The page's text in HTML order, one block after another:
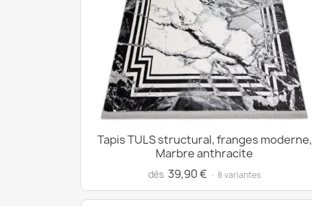
Tapis TULS structural, franges moderne,
Marbre anthracite
dès 39,90 € · 8 variantes